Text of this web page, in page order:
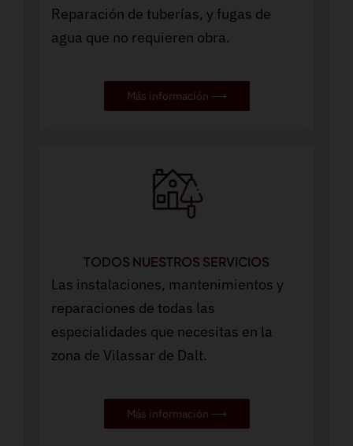
Reparación de tuberías, y fugas de
agua que no requieren obra.
Más información ⟶
TODOS NUESTROS SERVICIOS
Las instalaciones, mantenimientos y
reparaciones de todas las
especialidades que necesitas en la
zona de Vilassar de Dalt.
Más información ⟶